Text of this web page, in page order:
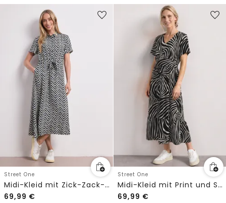
Street One
Midi-Kleid mit Zick-Zack-Muster
69,99 €
Street One
Midi-Kleid mit Print und Smok-Detail
69,99 €